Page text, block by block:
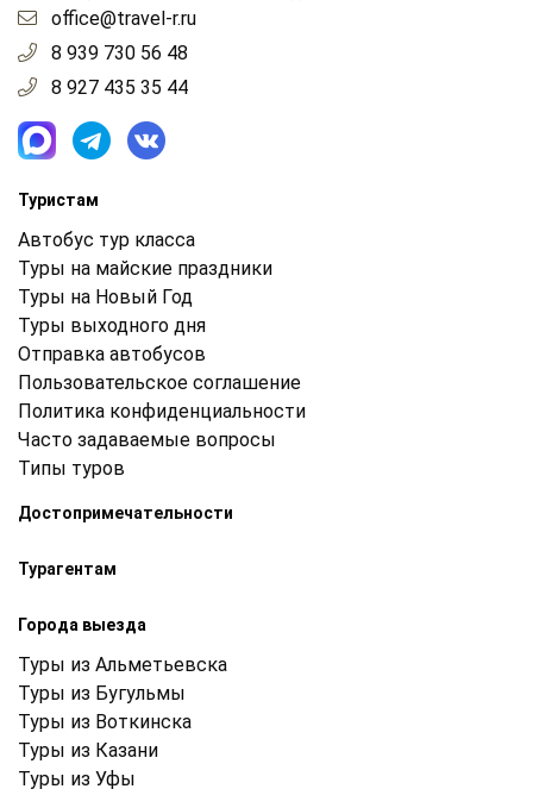
office@travel-r.ru
8 939 730 56 48
8 927 435 35 44
Туристам
Автобус тур класса
Туры на майские праздники
Туры на Новый Год
Туры выходного дня
Отправка автобусов
Пользовательское соглашение
Политика конфиденциальности
Часто задаваемые вопросы
Типы туров
Достопримечательности
Турагентам
Города выезда
Туры из Альметьевска
Туры из Бугульмы
Туры из Воткинска
Туры из Казани
Туры из Уфы